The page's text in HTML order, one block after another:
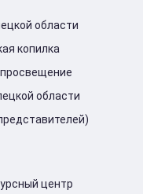
области
копилка
области
центр